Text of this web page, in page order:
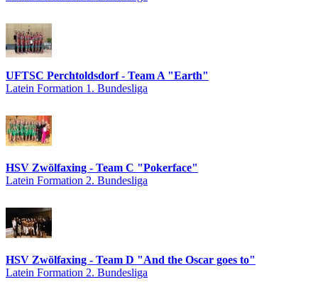
UFTSC Perchtoldsdorf - Team A "Earth"
Latein Formation 1. Bundesliga
HSV Zwölfaxing - Team C "Pokerface"
Latein Formation 2. Bundesliga
HSV Zwölfaxing - Team D "And the Oscar goes to"
Latein Formation 2. Bundesliga